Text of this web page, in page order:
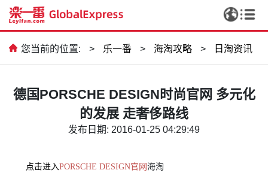
您当前的位置: > 乐一番 > 海淘攻略 > 日淘资讯
德国PORSCHE DESIGN时尚官网 多元化
的发展 走奢侈路线
发布日期: 2016-01-25 04:29:49
点击进入PORSCHE DESIGN官网 海淘